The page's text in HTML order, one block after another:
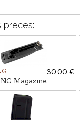
preces:
30.00 €
Magazine
BAR/ BAR3/ LG
cal. .30-06